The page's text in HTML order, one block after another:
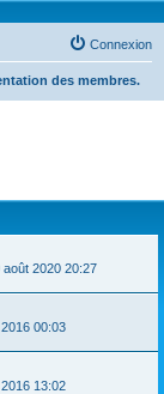
Connexion
des membres.
août 2020 20:27
00:03
13:02